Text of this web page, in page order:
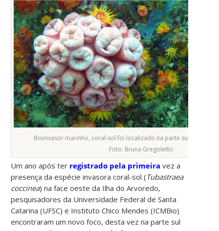
Bioinvasor marinho, coral-sol foi localizado na parte sul da Ilha
Foto: Bruna Gregoletto
Um ano após ter registrado pela primeira vez a
presença da espécie invasora coral-sol (Tubastraea
coccinea) na face oeste da Ilha do Arvoredo,
pesquisadores da Universidade Federal de Santa
Catarina (UFSC) e Instituto Chico Mendes (ICMBio)
encontraram um novo foco, desta vez na parte sul